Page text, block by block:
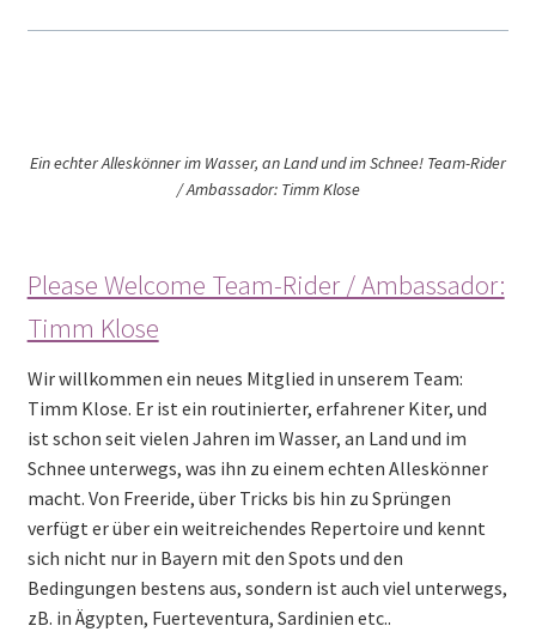
Ein echter Alleskönner im Wasser, an Land und im Schnee! Team-Rider
/ Ambassador: Timm Klose
Please Welcome Team-Rider / Ambassador:
Timm Klose
Wir willkommen ein neues Mitglied in unserem Team:
Timm Klose. Er ist ein routinierter, erfahrener Kiter, und
ist schon seit vielen Jahren im Wasser, an Land und im
Schnee unterwegs, was ihn zu einem echten Alleskönner
macht. Von Freeride, über Tricks bis hin zu Sprüngen
verfügt er über ein weitreichendes Repertoire und kennt
sich nicht nur in Bayern mit den Spots und den
Bedingungen bestens aus, sondern ist auch viel unterwegs,
zB. in Ägypten, Fuerteventura, Sardinien etc..